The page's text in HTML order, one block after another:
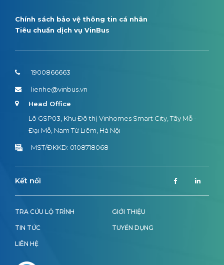
Chính sách bảo vệ thông tin cá nhân
Tiêu chuẩn dịch vụ VinBus
TRA CỨU LỘ TRÌNH GIỚI THIỆU
TIN TỨC TUYỂN DỤNG
LIÊN HỆ
1900866663
lienhe@vinbus.vn
Head Office
Lô GSP03, Khu Đô thị Vinhomes Smart City, Tây Mỗ -
Đại Mỗ, Nam Từ Liêm, Hà Nội
MST/ĐKKD: 0108718068
Kết nối